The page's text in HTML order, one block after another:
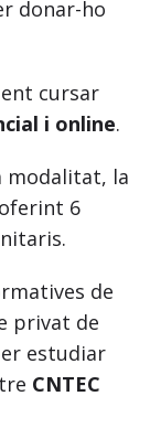
donar-ho
cursar
i online.
modalitat, la
6
de
privat de
estudiar
CNTEC